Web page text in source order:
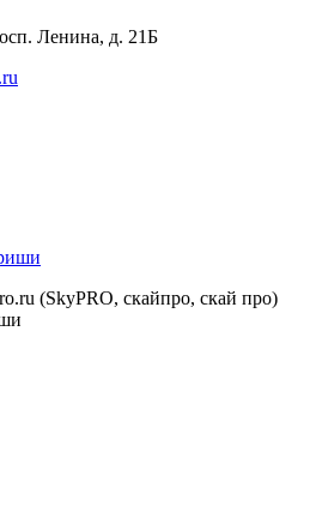
Ленина, д. 21Б
(SkyPRO, скайпро, скай про)